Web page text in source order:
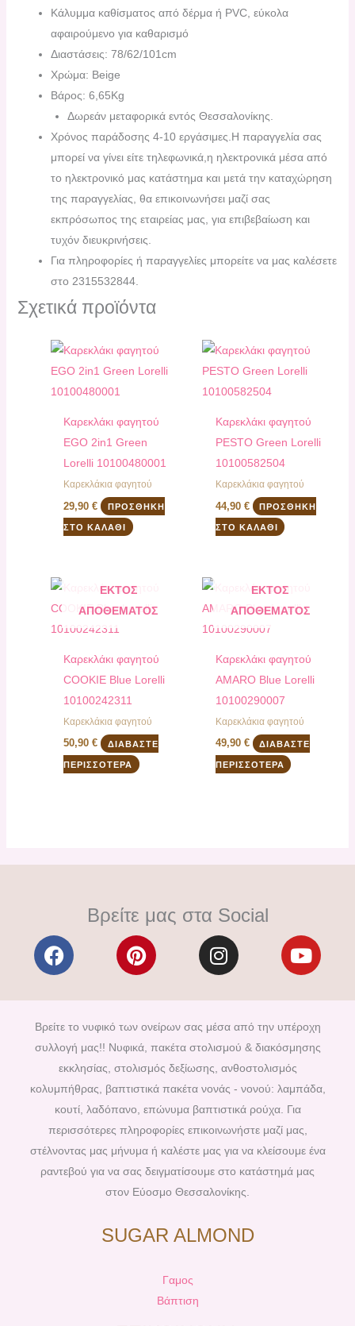
Κάλυμμα καθίσματος από δέρμα ή PVC, εύκολα
αφαιρούμενο για καθαρισμό
Διαστάσεις: 78/62/101cm
Χρώμα: Beige
Βάρος: 6,65Kg
Δωρεάν μεταφορικά εντός Θεσσαλονίκης.
Χρόνος παράδοσης 4-10 εργάσιμες.H παραγγελία σας
μπορεί να γίνει είτε τηλεφωνικά,η ηλεκτρονικά μέσα από
το ηλεκτρονικό μας κατάστημα και μετά την καταχώρηση
της παραγγελίας, θα επικοινωνήσει μαζί σας
εκπρόσωπος της εταιρείας μας, για επιβεβαίωση και
τυχόν διευκρινήσεις.
Για πληροφορίες ή παραγγελίες μπορείτε να μας καλέσετε
στο 2315532844.
Σχετικά προϊόντα
Καρεκλάκι φαγητού
EGO 2in1 Green
Lorelli 10100480001
Καρεκλάκια φαγητού
29,90€ ΠΡΟΣΘΉΚΗ
ΣΤΟ ΚΑΛΆΘΙ
Καρεκλάκι φαγητού
PESTO Green Lorelli
10100582504
Καρεκλάκια φαγητού
44,90 € ΠΡΟΣΘΉΚΗ
ΣΤΟ ΚΑΛΆΘΙ
ΕΚΤΌΣ
ΑΠΟΘΈΜΑΤΟΣ
Καρεκλάκι φαγητού
COOKIE Blue Lorelli
10100242311
Καρεκλάκια φαγητού
50,90€ ΔΙΑΒΆΣΤΕ
ΠΕΡΙΣΣΌΤΕΡΑ
ΕΚΤΌΣ
ΑΠΟΘΈΜΑΤΟΣ
Καρεκλάκι φαγητού
AMARO Blue Lorelli
10100290007
Καρεκλάκια φαγητού
49,90 € ΔΙΑΒΆΣΤΕ
ΠΕΡΙΣΣΌΤΕΡΑ
Βρείτε μας στα Social
F
a
e
b
o
o
k
P
i
t
e
r
e
s
t
I
n
t
a
g
r
a
m
Y
o
t
u
b
Βρείτε το νυφικό των ονείρων σας μέσα από την υπέροχη
συλλογή μας!! Νυφικά, πακέτα στολισμού & διακόσμησης
εκκλησίας, στολισμός δεξίωσης, ανθοστολισμός
κολυμπήθρας, βαπτιστικά πακέτα νονάς - νονού: λαμπάδα,
κουτί, λαδόπανο, επώνυμα βαπτιστικά ρούχα. Για
περισσότερες πληροφορίες επικοινωνήστε μαζί μας,
στέλνοντας μας μήνυμα ή καλέστε μας για να κλείσουμε ένα
ραντεβού για να σας δειγματίσουμε στο κατάστημά μας
στον Εύοσμο Θεσσαλονίκης.
SUGAR ALMOND
Γαμος
Βάπτιση